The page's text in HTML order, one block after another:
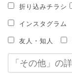
折り込みチラシ
インスタグラム
友人・知人